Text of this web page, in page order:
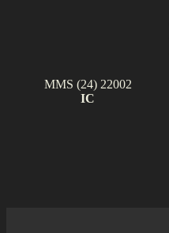
MMS (24) 22002
IC